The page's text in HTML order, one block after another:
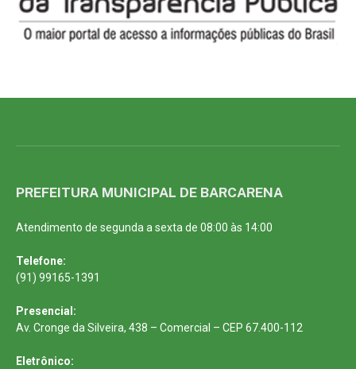
PREFEITURA MUNICIPAL DE BARCARENA
Atendimento de segunda a sexta de 08:00 às 14:00
Telefone:
(91) 99165-1391
Presencial:
Av. Cronge da Silveira, 438 – Comercial – CEP 67.400-112
Eletrônico: